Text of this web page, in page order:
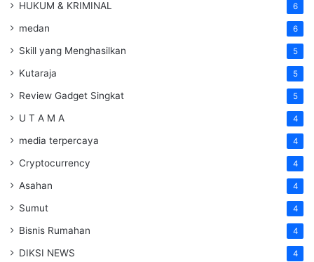
HUKUM & KRIMINAL 6
medan 6
Skill yang Menghasilkan 5
Kutaraja 5
Review Gadget Singkat 5
U T A M A 4
media terpercaya 4
Cryptocurrency 4
Asahan 4
Sumut 4
Bisnis Rumahan 4
DIKSI NEWS 4